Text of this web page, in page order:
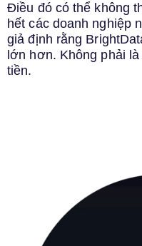
Điều đó có thể không
hết các doanh nghiệp
giả định rằng
lớn hơn. Không phải
tiền.